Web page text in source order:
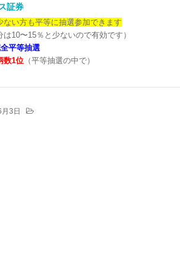
証券
ない方も平等に抽選参加できます
は10〜15％と少ないので有効です）
平等抽選
数1位 （平等抽選の中で）
3日